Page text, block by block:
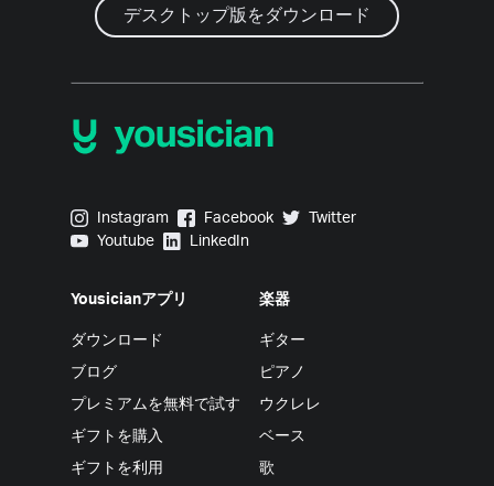
デスクトップ版をダウンロード
Yousician on Instagram
Instagram Yousician on Facebook
Facebook Yousician on Twitter
Twitter
Yousician on Youtube
Youtube Yousician on LinkedIn
LinkedIn
Yousicianアプリ
ダウンロード
ブログ
プレミアムを無料で試す
ギフトを購入
ギフトを利用
楽器
ギター
ピアノ
ウクレレ
ベース
歌